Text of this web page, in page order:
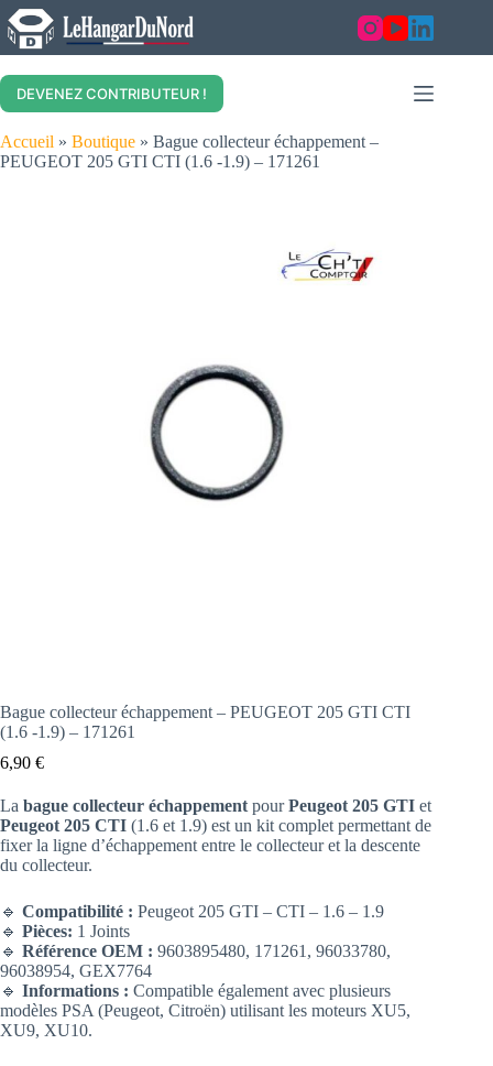
Skip
to
content
DEVENEZ CONTRIBUTEUR !
Accueil » Boutique » Bague collecteur échappement –
PEUGEOT 205 GTI CTI (1.6 -1.9) – 171261
Bague collecteur échappement – PEUGEOT 205 GTI CTI
(1.6 -1.9) – 171261
6,90 €
La bague collecteur échappement pourPeugeot 205 GTI et
Peugeot 205 CTI (1.6 et 1.9) est un kit complet permettant de
fixer la ligne d’échappement entre le collecteur et la descente
du collecteur.
🔹 Compatibilité : Peugeot 205 GTI – CTI – 1.6 – 1.9
🔹 Pièces: 1 Joints
🔹 Référence OEM : 9603895480, 171261, 96033780,
96038954, GEX7764
🔹 Informations : Compatible également avec plusieurs
modèles PSA (Peugeot, Citroën) utilisant les moteurs XU5,
XU9, XU10.